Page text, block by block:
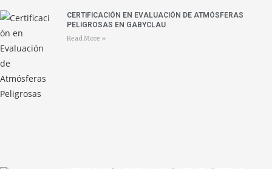
CERTIFICACIÓN EN EVALUACIÓN DE ATMÓSFERAS
PELIGROSAS EN GABYCLAU
Read More »